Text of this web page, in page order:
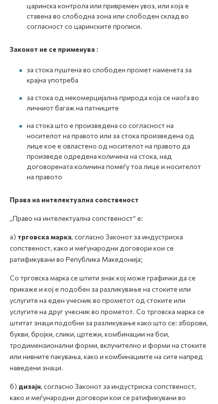
царинска контрола или привремен увоз, или која е
ставена во слободна зона или слободен склад во
согласност со царинските прописи.
Законот не се применува :
за стока пуштена во слободен промет наменета за
крајна употреба
за стока од некомерцијална природа која се наоѓа во
личниот багаж на патниците
на стока што е произведена со согласност на
носителот на правото или за стока произведена од
лице кое е овластено од носителот на правото да
произведе одредена количина на стока, над
договорената количина помеѓу тоа лице и носителот
на правото
Права на интелектуална сопственост
„Право на интелектуална сопственост“ е:
а) трговска марка, согласно Законот за индустриска
сопственост, како и меѓународни договори кои се
ратификувани во Република Македонија;
Со трговска марка се штити знак кој може графички да се
прикаже и кој е подобен за разликување на стоките или
услугите на еден учесник во прометот од стоките или
услугите на друг учесник во прометот. Со трговска марка се
штитат знаци подобни за разликување како што се: зборови,
букви, бројки, слики, цртежи, комбинации на бои,
тродимензионални форми, вклучително и форми на стоките
или нивните пакувања, како и комбинациите на сите напред
наведени знаци.
б) дизајн, согласно Законот за индустриска сопственост,
како и меѓународни договори кои се ратификувани во